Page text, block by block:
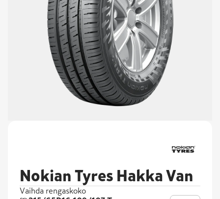
Nokian Tyres Hakka Van
Vaihda rengaskoko